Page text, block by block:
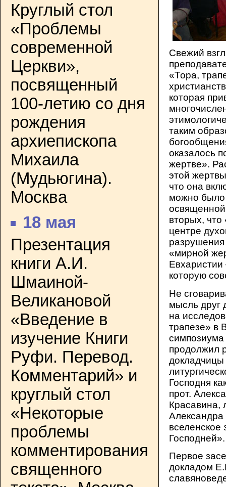
Круглый стол
«Проблемы
современной
Церкви»,
посвященный
100-летию со дня
рождения
архиепископа
Михаила
(Мудьюгина).
Москва
18 мая
Презентация
книги А.И.
Шмаиной-
Великановой
«Введение в
изучение Книги
Руфи. Перевод.
Комментарий» и
круглый стол
«Некоторые
проблемы
комментирования
священного
Свежий
«Тора,
которая
таким
оказалось
жертве».
этой
что она
можно было
освященной
вторых, что
центре
разрушения
«мирной
которую
Не
мысль друг
на
трапезе» в
продолжил
докладчицы
Господня
прот.
Красавина,
вселенское
Господней».
Первое
докладом